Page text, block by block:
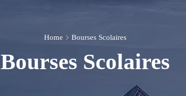
Home Bourses Scolaires
Bourses Scolaires